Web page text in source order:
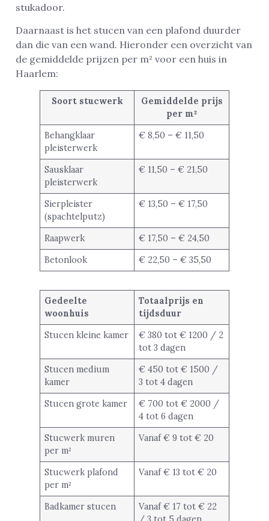
stukadoor.
Daarnaast is het stucen van een plafond duurder
dan die van een wand. Hieronder een overzicht van
de gemiddelde prijzen per m² voor een huis in
Haarlem:
Soort stucwerk
Gemiddelde prijs
per m²
Behangklaar
pleisterwerk
€ 8,50 – € 11,50
Sausklaar
pleisterwerk
€ 11,50 – € 21,50
Sierpleister
(spachtelputz)
€ 13,50 – € 17,50
Raapwerk
€ 17,50 – € 24,50
Betonlook
€ 22,50 – € 35,50
Gedeelte
woonhuis
Totaalprijs en
tijdsduur
Stucen kleine kamer
€ 380 tot € 1200 / 2
tot 3 dagen
Stucen medium
kamer
€ 450 tot € 1500 /
3 tot 4 dagen
Stucen grote kamer
€ 700 tot € 2000 /
4 tot 6 dagen
Stucwerk muren
per m²
Vanaf € 9 tot € 20
Stucwerk plafond
per m²
Vanaf € 13 tot € 20
Badkamer stucen
Vanaf € 17 tot € 22